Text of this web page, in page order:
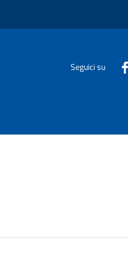
Seguici su